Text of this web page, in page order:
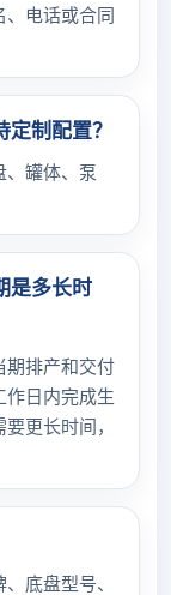
电话或合同
制配置？
、罐体、泵
是多长时
期排产和交付
作日内完成生
更长时间，
底盘型号、